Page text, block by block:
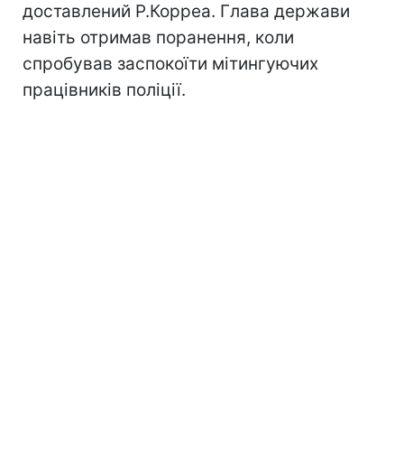
доставлений Р.Корреа. Глава держави
навіть отримав поранення, коли
спробував заспокоїти мітингуючих
працівників поліції.